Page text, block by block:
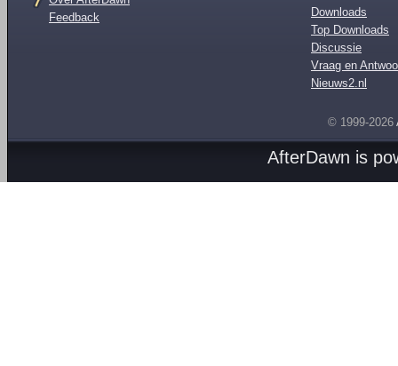
Feedback
Downloads
Top Downloads
Discussie
Vraag en
Nieuws2.nl
© 1999-2026
AfterDawn is